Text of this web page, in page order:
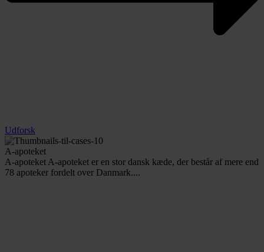
Udforsk
A-apoteket
A-apoteket A-apoteket er en stor dansk kæde, der består af mere end
78 apoteker fordelt over Danmark....